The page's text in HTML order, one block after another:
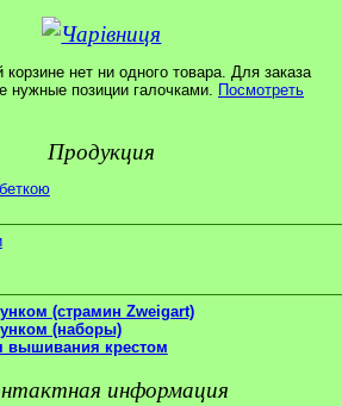
корзине нет ни одного товара. Для заказа
нужные позиции галочками. Посмотреть
Продукция
(страмин Zweigart)
(наборы)
вышивания крестом
информация